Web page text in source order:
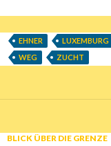
EHNER LUXEMBURG
WEG
ZUCHT
BLICK ÜBER DIE GRENZE